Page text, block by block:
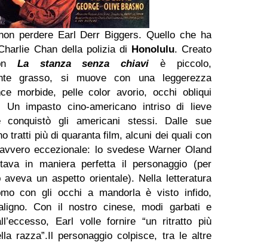
perdere Earl Derr Biggers. Quello che ha
Chan della polizia di Honolulu. Creato
La stanza senza chiavi è piccolo,
grasso, si muove con una leggerezza
morbide, pelle color avorio, occhi obliqui
Un impasto cino-americano intriso di lieve
conquistò gli americani stessi. Dalle sue
tratti più di quaranta film, alcuni dei quali con
eccezionale: lo svedese Warner Oland
in maniera perfetta il personaggio (per
aveva un aspetto orientale). Nella letteratura
con gli occhi a mandorla è visto infido,
Con il nostro cinese, modi garbati e
Earl volle fornire “un ritratto più
razza”.Il personaggio colpisce, tra le altre